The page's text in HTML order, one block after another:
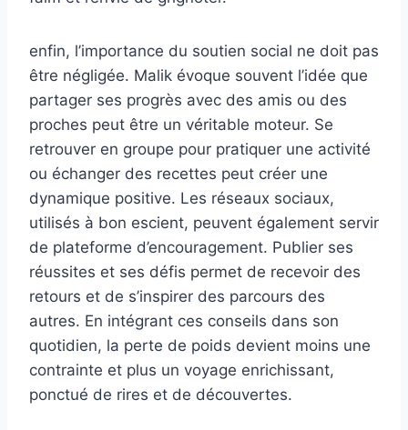
enfin, l’importance du soutien social ne doit pas
être négligée. Malik évoque souvent l’idée que
partager ses progrès avec des amis ou des
proches peut être un véritable moteur. Se
retrouver en groupe pour pratiquer une activité
ou échanger des recettes peut créer une
dynamique positive. Les réseaux sociaux,
utilisés à bon escient, peuvent également servir
de plateforme d’encouragement. Publier ses
réussites et ses défis permet de recevoir des
retours et de s’inspirer des parcours des
autres. En intégrant ces conseils dans son
quotidien, la perte de poids devient moins une
contrainte et plus un voyage enrichissant,
ponctué de rires et de découvertes.